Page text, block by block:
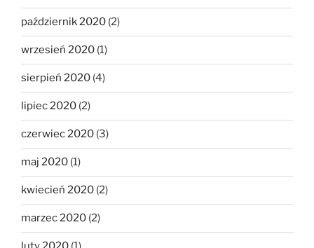
październik 2020 (2)
wrzesień 2020 (1)
sierpień 2020 (4)
lipiec 2020 (2)
czerwiec 2020 (3)
maj 2020 (1)
kwiecień 2020 (2)
marzec 2020 (2)